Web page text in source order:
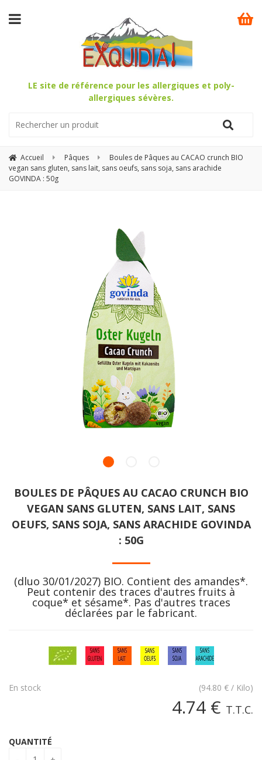
LE site de référence pour les allergiques et poly-
allergiques sévères.
Accueil Pâques
Boules de Pâques au CACAO crunch BIO
vegan sans gluten, sans lait, sans oeufs, sans soja, sans arachide
GOVINDA : 50g
BOULES DE PÂQUES AU CACAO CRUNCH BIO
VEGAN SANS GLUTEN, SANS LAIT, SANS
OEUFS, SANS SOJA, SANS ARACHIDE GOVINDA
: 50G
(dluo 30/01/2027) BIO. Contient des amandes*.
Peut contenir des traces d'autres fruits à
coque* et sésame*. Pas d'autres traces
déclarées par le fabricant.
(94.80 € / Kilo)
4.74 € T.T.C.
En stock
QUANTITÉ